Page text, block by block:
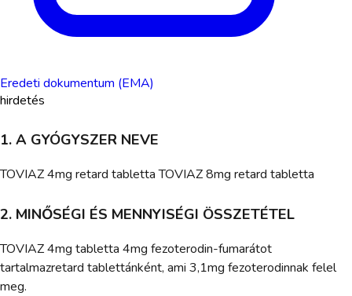
Eredeti dokumentum (EMA)
hirdetés
1. A GYÓGYSZER NEVE
TOVIAZ 4mg retard tabletta TOVIAZ 8mg retard tabletta
2. MINŐSÉGI ÉS MENNYISÉGI ÖSSZETÉTEL
TOVIAZ 4mg tabletta 4mg fezoterodin-fumarátot
tartalmazretard tablettánként, ami 3,1mg fezoterodinnak felel
meg.